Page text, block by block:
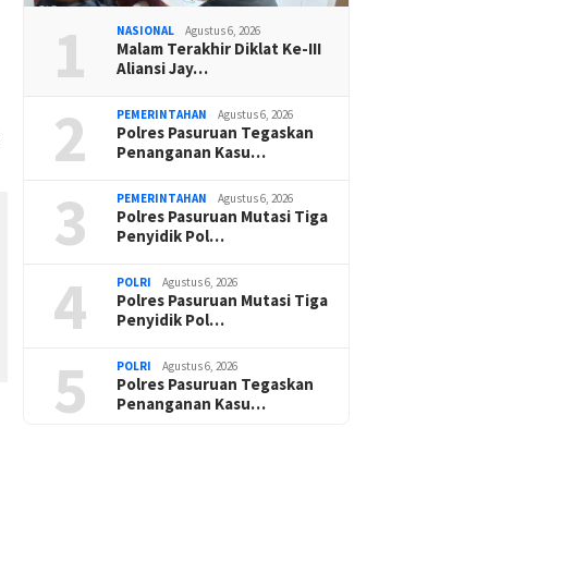
1 NASIONAL Agustus 6, 2026
Malam Terakhir Diklat Ke-III
Aliansi Jay…
2 PEMERINTAHAN Agustus 6, 2026
Polres Pasuruan Tegaskan
Penanganan Kasu…
3 PEMERINTAHAN Agustus 6, 2026
Polres Pasuruan Mutasi Tiga
Penyidik Pol…
4 POLRI Agustus 6, 2026
Polres Pasuruan Mutasi Tiga
Penyidik Pol…
5 POLRI Agustus 6, 2026
Polres Pasuruan Tegaskan
Penanganan Kasu…